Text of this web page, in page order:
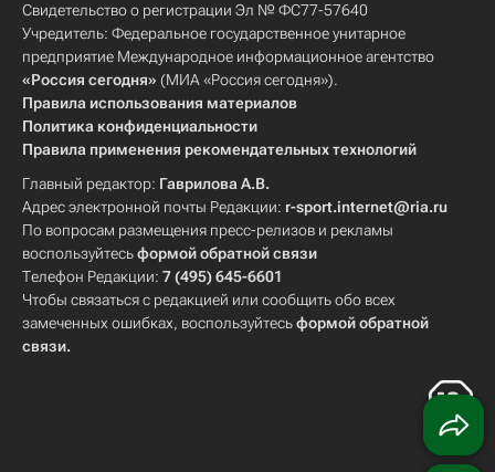
Свидетельство о регистрации Эл № ФС77-57640
Учредитель: Федеральное государственное унитарное
предприятие Международное информационное агентство
«Россия сегодня» (МИА «Россия сегодня»).
Правила использования материалов
Политика конфиденциальности
Правила применения рекомендательных технологий
Главный редактор: Гаврилова А.В.
Адрес электронной почты Редакции: r-sport.internet@ria.ru
По вопросам размещения пресс-релизов и рекламы
воспользуйтесьформой обратной связи
Телефон Редакции: 7 (495) 645-6601
Чтобы связаться с редакцией или сообщить обо всех
замеченных ошибках, воспользуйтесьформой обратной
связи.